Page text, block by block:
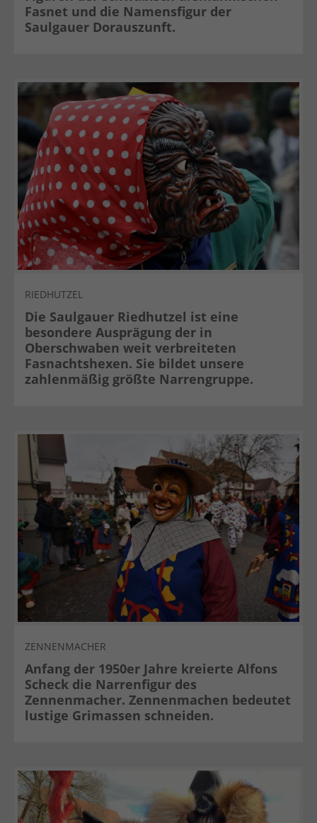
+44 1234 567 890
About us
Lorem ipsum dolor sit amet, consectetuer
adipiscing elit.
Aenean commodo ligula eget dolor. Aenean
massa. Cum sociis natoque penatibus et magnis
dis parturient montes, nascetur ridiculus mus.
Donec quam felis, ultricies nec.
Fasnet und die Namensfigur der
Saulgauer Dorauszunft.
RIEDHUTZEL
Die Saulgauer Riedhutzel ist eine
besondere Ausprägung der in
Oberschwaben weit verbreiteten
Fasnachtshexen. Sie bildet unsere
zahlenmäßig größte Narrengruppe.
ZENNENMACHER
Anfang der 1950er Jahre kreierte Alfons
Scheck die Narrenfigur des
Zennenmacher. Zennenmachen bedeutet
lustige Grimassen schneiden.